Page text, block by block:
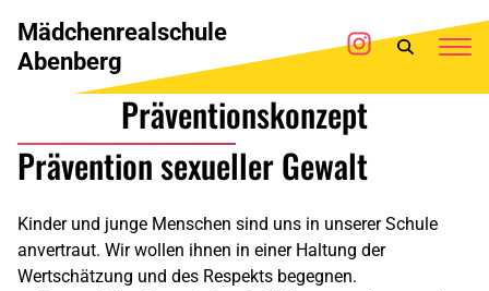
Mädchenrealschule
Abenberg
Präventionskonzept
Prävention sexueller Gewalt
Kinder und junge Menschen sind uns in unserer Schule
anvertraut. Wir wollen ihnen in einer Haltung der
Wertschätzung und des Respekts begegnen.